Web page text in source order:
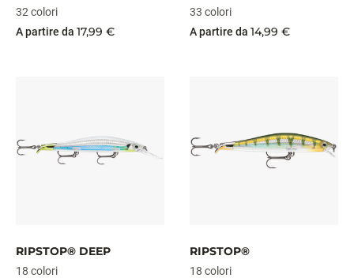
32 colori
A partire da 17,99 €
33 colori
A partire da 14,99 €
RIPSTOP® DEEP
18 colori
RIPSTOP®
18 colori